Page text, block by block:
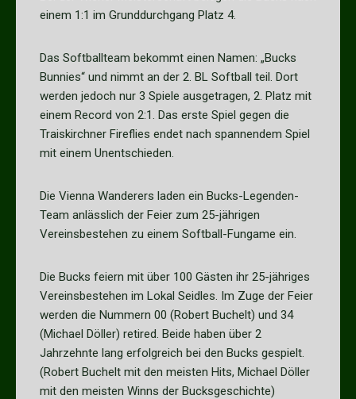
einem 1:1 im Grunddurchgang Platz 4.
Das Softballteam bekommt einen Namen: „Bucks
Bunnies“ und nimmt an der 2. BL Softball teil. Dort
werden jedoch nur 3 Spiele ausgetragen, 2. Platz mit
einem Record von 2:1. Das erste Spiel gegen die
Traiskirchner Fireflies endet nach spannendem Spiel
mit einem Unentschieden.
Die Vienna Wanderers laden ein Bucks-Legenden-
Team anlässlich der Feier zum 25-jährigen
Vereinsbestehen zu einem Softball-Fungame ein.
Die Bucks feiern mit über 100 Gästen ihr 25-jähriges
Vereinsbestehen im Lokal Seidles. Im Zuge der Feier
werden die Nummern 00 (Robert Buchelt) und 34
(Michael Döller) retired. Beide haben über 2
Jahrzehnte lang erfolgreich bei den Bucks gespielt.
(Robert Buchelt mit den meisten Hits, Michael Döller
mit den meisten Winns der Bucksgeschichte)